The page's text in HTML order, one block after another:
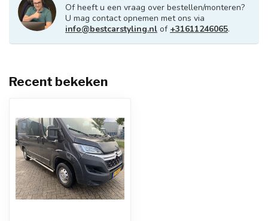
Of heeft u een vraag over bestellen/monteren?
U mag contact opnemen met ons via
info@bestcarstyling.nl of +31611246065.
Recent bekeken